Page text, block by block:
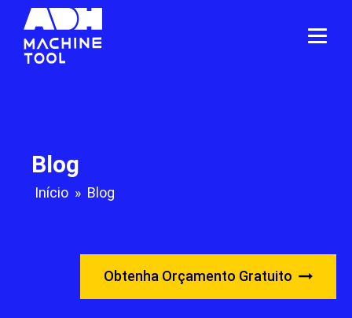
Blog
Início » Blog
Obtenha Orçamento Gratuito